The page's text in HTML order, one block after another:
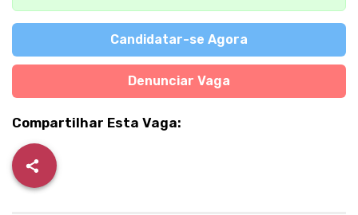
Candidatar-se Agora
Denunciar Vaga
Compartilhar Esta Vaga: